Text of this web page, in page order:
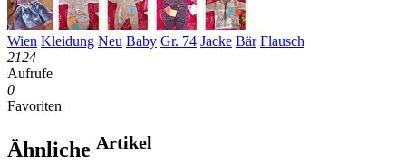
Wien Kleidung Neu Baby Gr. 74 Jacke Bär Flausch
2124
Aufrufe
0
Favoriten
Ähnliche Artikel